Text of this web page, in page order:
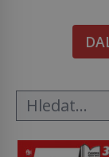
zakreslovali
Australis –
smysl pro […]